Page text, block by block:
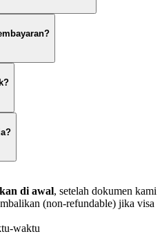
di awal, setelah dokumen kami
(non-refundable) jika visa
waktu